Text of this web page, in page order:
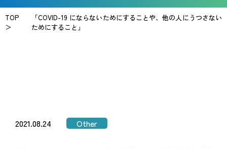
TOP
＞
「COVID-19 にならないためにすることや、他の人にうつさない
ためにすること」
2021.08.24 Other